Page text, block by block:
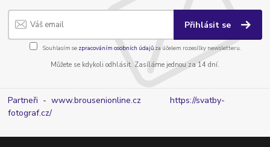
Přihlásit se
Souhlasím se zpracováním osobních údajůza účelem rozesílky newsletteru.
Můžete se kdykoli odhlásit. Zasíláme jednou za 14 dní.
Partneři - www.brousenionline.czhttps://svatby-
fotograf.cz/